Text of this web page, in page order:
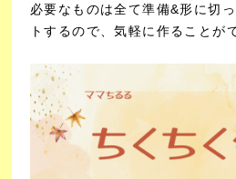
必要なものは全て準備&形に切
トするので、気軽に作ることが